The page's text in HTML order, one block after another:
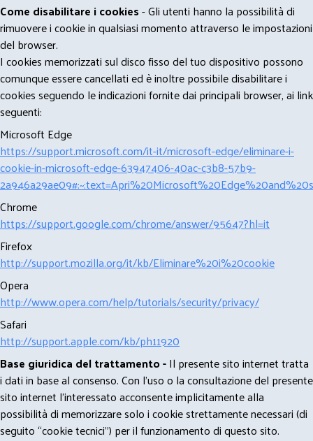
Come disabilitare i cookies- Gli utenti hanno la possibilità di
rimuovere i cookie in qualsiasi momento attraverso le impostazioni
del browser.
I cookies memorizzati sul disco fisso del tuo dispositivo possono
comunque essere cancellati ed è inoltre possibile disabilitare i
cookies seguendo le indicazioni fornite dai principali browser, ai link
seguenti:
Microsoft Edge
https://support.microsoft.com/it-it/microsoft-edge/eliminare-i-
cookie-in-microsoft-edge-63947406-40ac-c3b8-57b9-
Chrome
https://support.google.com/chrome/answer/95647?hl=it
Firefox
http://support.mozilla.org/it/kb/Eliminare%20i%20cookie
Opera
http://www.opera.com/help/tutorials/security/privacy/
Safari
http://support.apple.com/kb/ph11920
Base giuridica del trattamento -Il presente sito internet tratta
i dati in base al consenso. Con l'uso o la consultazione del presente
sito internet l’interessato acconsente implicitamente alla
possibilità di memorizzare solo i cookie strettamente necessari (di
seguito “cookie tecnici”) per il funzionamento di questo sito.